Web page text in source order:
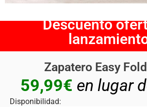
Descuento
Zapatero Easy
59,99€ en lugar
Disponibilidad: